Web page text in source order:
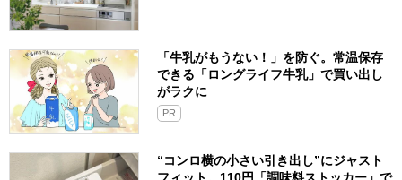
「牛乳がもうない！」を防ぐ。常温保存
できる「ロングライフ牛乳」で買い出し
がラクに
PR
“コンロ横の小さい引き出し”にジャスト
フィット。110円「調味料ストッカー」で